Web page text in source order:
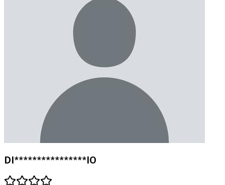
DI****************IO